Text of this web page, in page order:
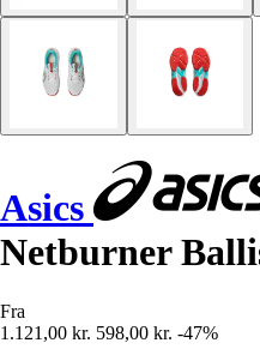
Asics
Netburner
Fra
1.121,00 kr. 598,00 kr. -47%